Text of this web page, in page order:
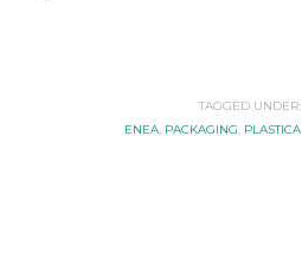
TAGGED UNDER:
ENEA, PACKAGING, PLASTICA